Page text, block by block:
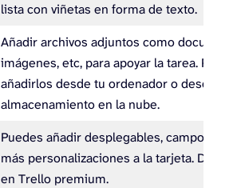
lista con viñetas en forma de texto.
Añadir archivos adjuntos como
imágenes, etc, para apoyar la tarea.
añadirlos desde tu ordenador o desde
almacenamiento en la nube.
Puedes añadir desplegables, campos de
más personalizaciones a la tarjeta.
en Trello premium.